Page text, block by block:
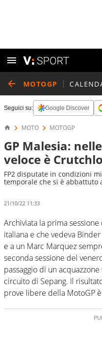
MOTOGP
Seguici su: Google Discover
MOTO MOTOGP
GP Malesia:
veloce è
FP2 disputate in condizioni
temporale che si è abbattuto
21/10/22 11:33
Archiviata la prima
italiana e che vedeva
e a un Marc Marquez
seconda sessione del
passaggio di un
circuito di Sepang. Il
prove libere della MotoGP